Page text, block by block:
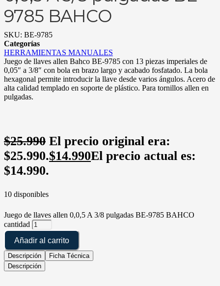
9785 BAHCO
SKU: BE-9785
Categorías
HERRAMIENTAS MANUALES
Juego de llaves allen Bahco BE-9785 con 13 piezas imperiales de
0,05″ a 3/8″ con bola en brazo largo y acabado fosfatado. La bola
hexagonal permite introducir la llave desde varios ángulos. Acero de
alta calidad templado en soporte de plástico. Para tornillos allen en
pulgadas.
$25.990 El precio original era:
$25.990.$14.990El precio actual es:
$14.990.
10 disponibles
Juego de llaves allen 0,0,5 A 3/8 pulgadas BE-9785 BAHCO
cantidad
Añadir al carrito
Descripción
Ficha Técnica
Descripción